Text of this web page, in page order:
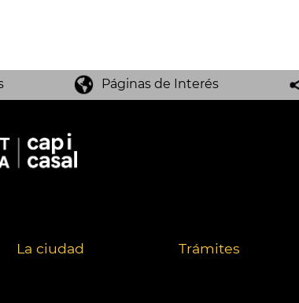
Páginas de Interés
La ciudad Trámites